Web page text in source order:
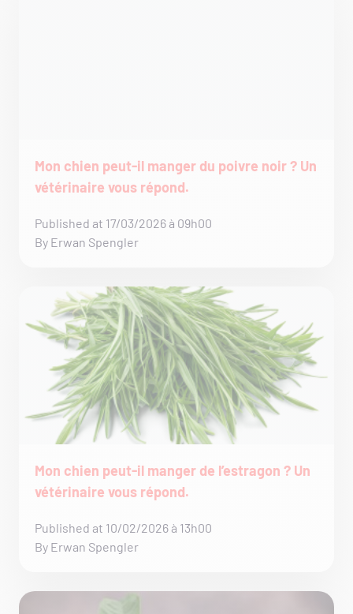
Mon chien peut-il manger du poivre noir ? Un
vétérinaire vous répond.
Published at 17/03/2026 à 09h00
By Erwan Spengler
Mon chien peut-il manger de l’estragon ? Un
vétérinaire vous répond.
Published at 10/02/2026 à 13h00
By Erwan Spengler